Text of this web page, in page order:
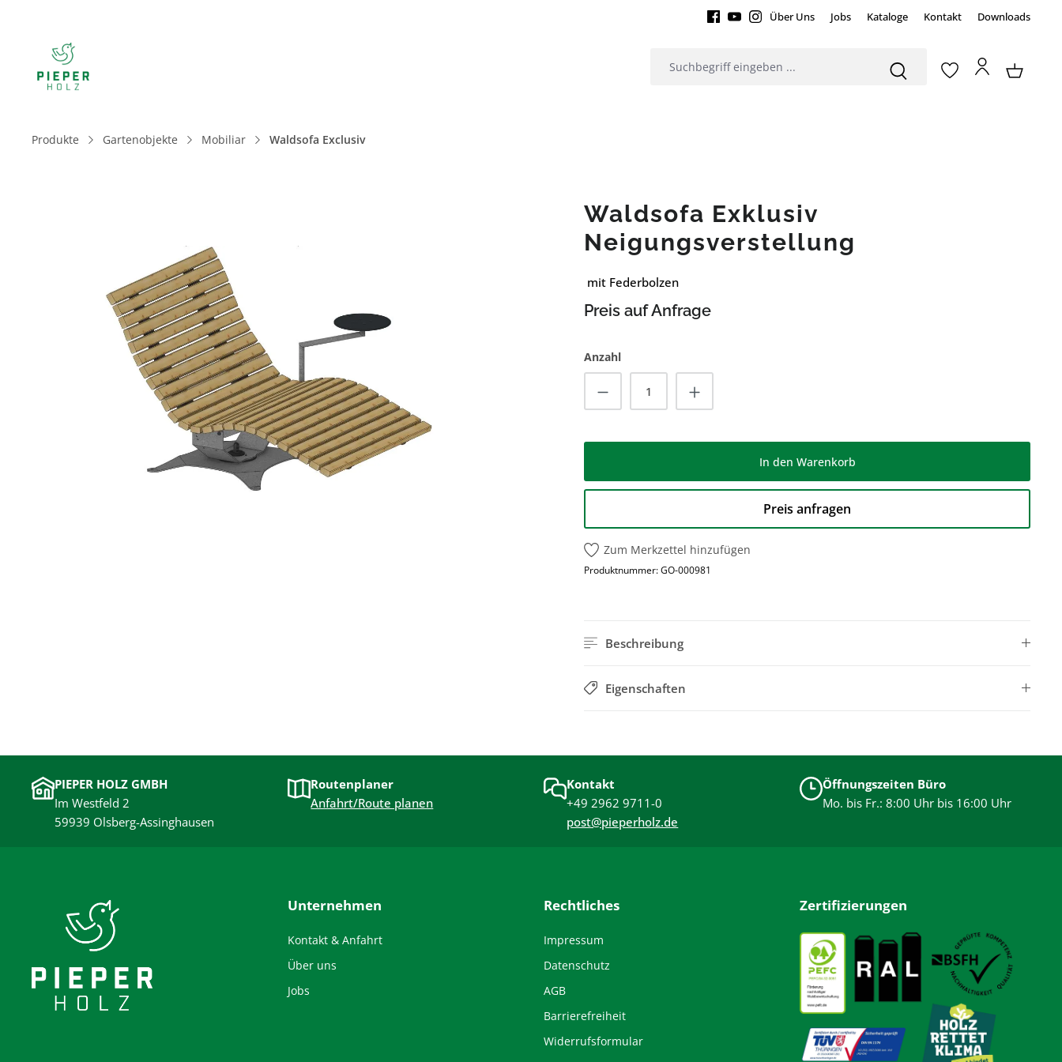
Über Uns Jobs Kataloge Kontakt Downloads
Produkte Gartenobjekte Mobiliar Waldsofa Exclusiv
Waldsofa Exklusiv
Neigungsverstellung
mit Federbolzen
Preis auf Anfrage
Anzahl
Produkt Anzahl: Gib den gewünschten Wert ein
In den Warenkorb
Preis anfragen
Zum Merkzettel hinzufügen
Produktnummer:GO-000981
Beschreibung
Eigenschaften
PIEPER HOLZ GMBH
Im Westfeld 2
59939 Olsberg-Assinghausen
Routenplaner
Anfahrt/Route planen
Kontakt
+49 2962 9711-0
post@pieperholz.de
Öffnungszeiten Büro
Mo. bis Fr.: 8:00 Uhr bis 16:00 Uhr
Unternehmen
Kontakt & Anfahrt
Über uns
Jobs
Rechtliches
Impressum
Datenschutz
AGB
Barrierefreiheit
Widerrufsformular
Zertifizierungen